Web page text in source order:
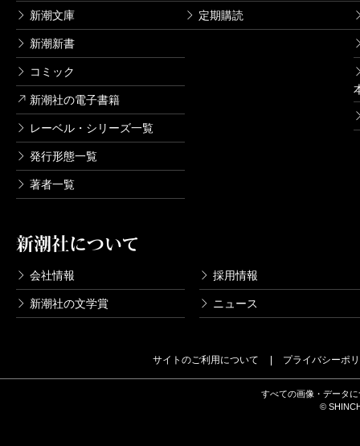
新潮文庫
新潮新書
コミック
新潮社の電子書籍
レーベル・シリーズ一覧
発行形態一覧
著者一覧
定期購読
新潮社について
会社情報 採用情報
新潮社の文学賞 ニュース
サイトのご利用について プライバシーポ
すべての画像・データ
©